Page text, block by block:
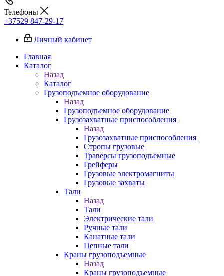
Телефоны
+37529 847-29-17‬
Личный кабинет
Главная
Каталог
Назад
Каталог
Грузоподъемное оборудование
Назад
Грузоподъемное оборудование
Грузозахватные приспособления
Назад
Грузозахватные приспособления
Стропы грузовые
Траверсы грузоподъемные
Грейферы
Грузовые электромагниты
Грузовые захваты
Тали
Назад
Тали
Электрические тали
Ручные тали
Канатные тали
Цепные тали
Краны грузоподъемные
Назад
Краны грузоподъемные